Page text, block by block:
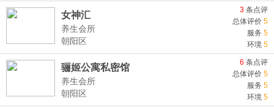
女神汇
养生会所
朝阳区
3 条点评
总体评价 5
服务 5
环境 5
骊姬公寓私密馆
养生会所
朝阳区
6 条点评
总体评价 5
服务 5
环境 5